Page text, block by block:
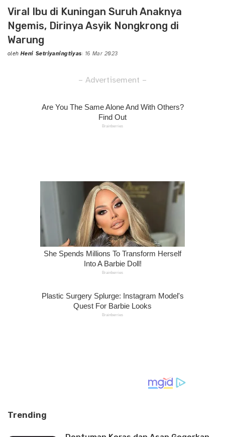
Viral Ibu di Kuningan Suruh Anaknya
Ngemis, Dirinya Asyik Nongkrong di
Warung
Posted
oleh Heni Setriyaningtiyas 16 Mar 2023
– Advertisement –
Trending